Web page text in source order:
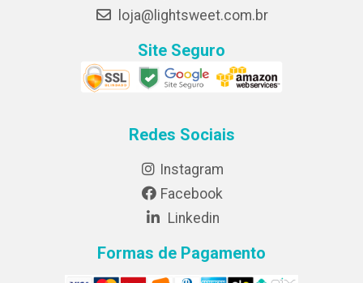
loja@lightsweet.com.br
Site Seguro
Redes Sociais
Instagram
Facebook
Linkedin
Formas de Pagamento